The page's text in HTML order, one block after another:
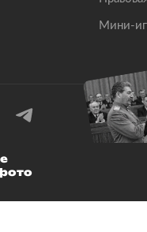
Мини-
© 1999–2026 Все права защищены.